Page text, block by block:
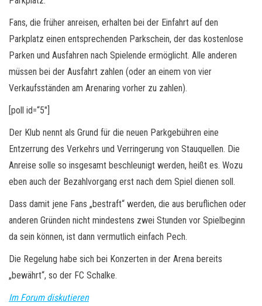
Fans, die früher anreisen, erhalten bei der Einfahrt auf den
Parkplatz einen entsprechenden Parkschein, der das kostenlose
Parken und Ausfahren nach Spielende ermöglicht. Alle anderen
müssen bei der Ausfahrt zahlen (oder an einem von vier
Verkaufsständen am Arenaring vorher zu zahlen).
[poll id=“5″]
Der Klub nennt als Grund für die neuen Parkgebühren eine
Entzerrung des Verkehrs und Verringerung von Stauquellen. Die
Anreise solle so insgesamt beschleunigt werden, heißt es. Wozu
eben auch der Bezahlvorgang erst nach dem Spiel dienen soll.
Dass damit jene Fans „bestraft“ werden, die aus beruflichen oder
anderen Gründen nicht mindestens zwei Stunden vor Spielbeginn
da sein können, ist dann vermutlich einfach Pech.
Die Regelung habe sich bei Konzerten in der Arena bereits
„bewährt“, so der FC Schalke.
Im Forum diskutieren